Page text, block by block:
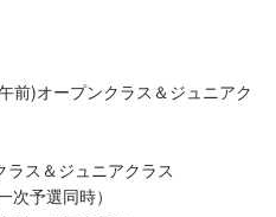
前)オープンクラス＆ジュニアク
ス＆ジュニアクラス
予選同時）